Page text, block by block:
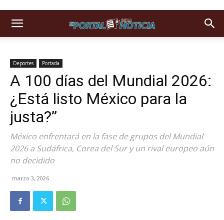
Deportes Portada
A 100 días del Mundial 2026:
¿Está listo México para la
justa?”
México enfrentará en la fase de grupos del Mundial
2026 a Sudáfrica, Corea del Sur y un rival europeo aún
no decidido
marzo 3, 2026